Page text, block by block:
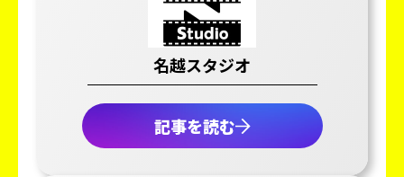
名越スタジオ
記事を読む